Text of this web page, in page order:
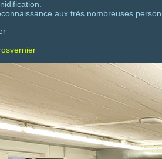
aux très nombreuses